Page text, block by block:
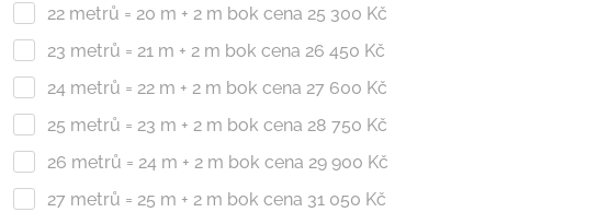
22 metrů = 20 m + 2 m bok cena 25 300 Kč
23 metrů = 21 m + 2 m bok cena 26 450 Kč
24 metrů = 22 m + 2 m bok cena 27 600 Kč
25 metrů = 23 m + 2 m bok cena 28 750 Kč
26 metrů = 24 m + 2 m bok cena 29 900 Kč
27 metrů = 25 m + 2 m bok cena 31 050 Kč